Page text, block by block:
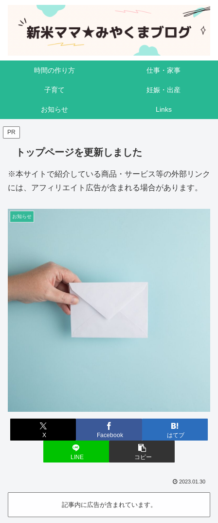
時間の作り方 仕事・家事
子育て 妊娠・出産
お知らせ Links
PR
トップページを更新しました
※本サイトで紹介している商品・サービス等の外部リンク
には、アフィリエイト広告が含まれる場合があります。
お知らせ
X Facebook はてブ
LINE コピー
2023.01.30
記事内に広告が含まれています。